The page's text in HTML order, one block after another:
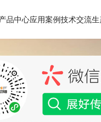
品中心应用案例技术交流